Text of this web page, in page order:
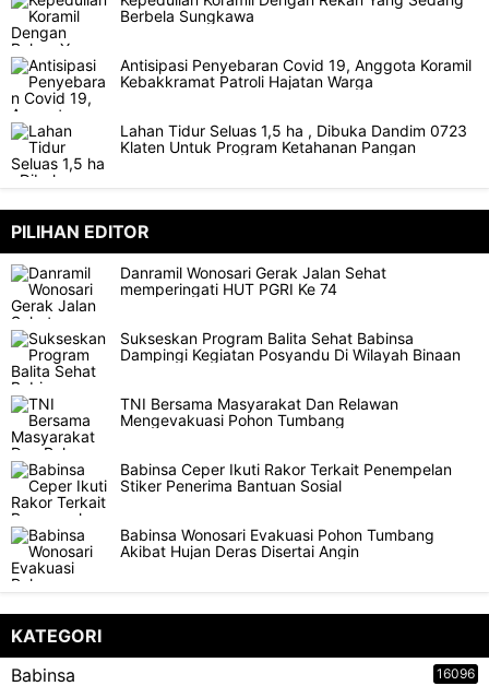
Berbela Sungkawa
Antisipasi Penyebaran Covid 19, Anggota Koramil
Kebakkramat Patroli Hajatan Warga
Lahan Tidur Seluas 1,5 ha , Dibuka Dandim 0723
Klaten Untuk Program Ketahanan Pangan
PILIHAN EDITOR
Danramil Wonosari Gerak Jalan Sehat
memperingati HUT PGRI Ke 74
Sukseskan Program Balita Sehat Babinsa
Dampingi Kegiatan Posyandu Di Wilayah Binaan
TNI Bersama Masyarakat Dan Relawan
Mengevakuasi Pohon Tumbang
Babinsa Ceper Ikuti Rakor Terkait Penempelan
Stiker Penerima Bantuan Sosial
Babinsa Wonosari Evakuasi Pohon Tumbang
Akibat Hujan Deras Disertai Angin
KATEGORI
Babinsa
16096